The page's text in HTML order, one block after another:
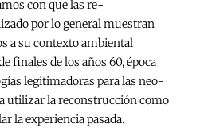
con que las re-
por lo general muestran
a su contexto ambiental
finales de los años 60, época
legitimadoras para las neo-
utilizar la reconstrucción como
la experiencia pasada.